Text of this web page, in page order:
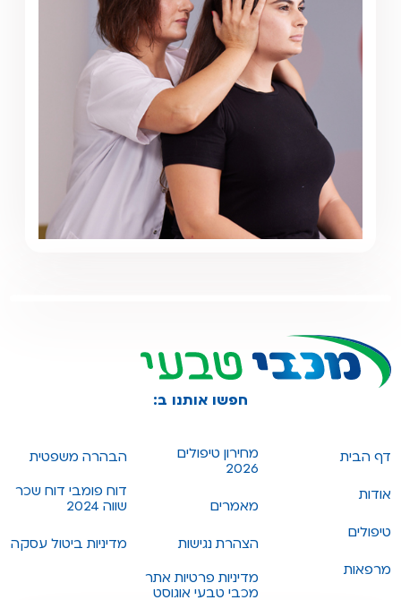
חפשו אותנו ב:
דף הבית
אודות
טיפולים
מרפאות
מחירון טיפולים
2026
מאמרים
הצהרת נגישות
מדיניות פרטיות אתר
מכבי טבעי אוגוסט
הבהרה משפטית
דוח פומבי דוח שכר
שווה 2024
מדיניות ביטול עסקה